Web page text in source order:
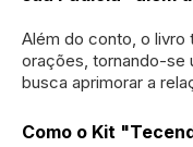
Além do conto, o livro
orações, tornando-se
busca aprimorar a
Como o Kit